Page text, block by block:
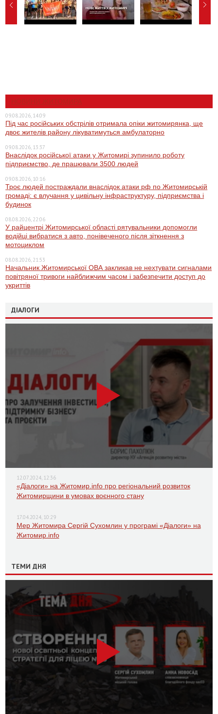
НОВИНИ ЖИТОМИРА
09.08.2026, 14:09
Під час російських обстрілів отримала опіки житомирянка, ще
двоє жителів району лікуватимуться амбулаторно
09.08.2026, 13:37
Внаслідок російської атаки у Житомирі зупинило роботу
підприємство, де працювали 3500 людей
09.08.2026, 10:16
Троє людей постраждали внаслідок атаки рф по Житомирській
громаді: є влучання у цивільну інфраструктуру, підприємства і
будинок
08.08.2026, 22:06
У райцентрі Житомирської області рятувальники допомогли
водійці вибратися з авто, понівеченого після зіткнення з
мотоциклом
08.08.2026, 21:53
Начальник Житомирської ОВА закликав не нехтувати сигналами
повітряної тривоги найближчим часом і забезпечити доступ до
укриттів
ДІАЛОГИ
12.07.2024, 12:36
«Діалоги» на Житомир.info про регіональний розвиток
Житомирщини в умовах воєнного стану
17.04.2024, 10:29
Мер Житомира Сергій Сухомлин у програмі «Діалоги» на
Житомир.info
ТЕМИ ДНЯ